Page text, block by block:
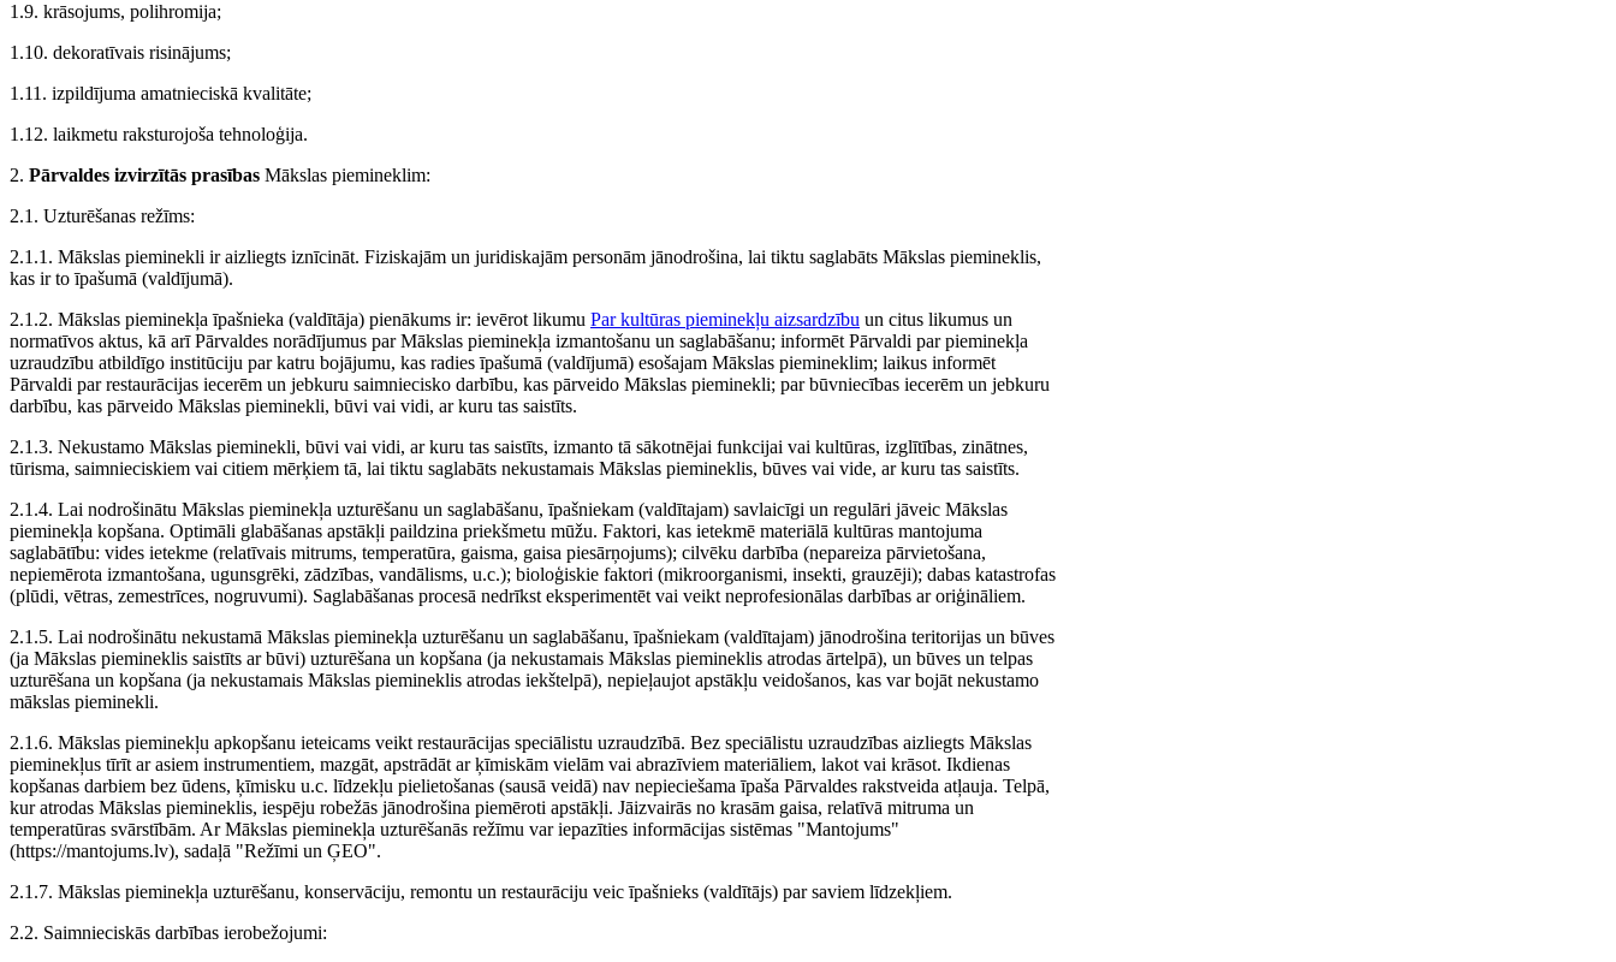
1.9. krāsojums, polihromija;
1.10. dekoratīvais risinājums;
1.11. izpildījuma amatnieciskā kvalitāte;
1.12. laikmetu raksturojoša tehnoloģija.
2. Pārvaldes izvirzītās prasības Mākslas piemineklim:
2.1. Uzturēšanas režīms:
2.1.1. Mākslas pieminekli ir aizliegts iznīcināt. Fiziskajām un juridiskajām personām jānodrošina, lai tiktu saglabāts Mākslas piemineklis,
kas ir to īpašumā (valdījumā).
2.1.2. Mākslas pieminekļa īpašnieka (valdītāja) pienākums ir: ievērot likumu Par kultūras pieminekļu aizsardzību un citus likumus un
normatīvos aktus, kā arī Pārvaldes norādījumus par Mākslas pieminekļa izmantošanu un saglabāšanu; informēt Pārvaldi par pieminekļa
uzraudzību atbildīgo institūciju par katru bojājumu, kas radies īpašumā (valdījumā) esošajam Mākslas piemineklim; laikus informēt
Pārvaldi par restaurācijas iecerēm un jebkuru saimniecisko darbību, kas pārveido Mākslas pieminekli; par būvniecības iecerēm un jebkuru
darbību, kas pārveido Mākslas pieminekli, būvi vai vidi, ar kuru tas saistīts.
2.1.3. Nekustamo Mākslas pieminekli, būvi vai vidi, ar kuru tas saistīts, izmanto tā sākotnējai funkcijai vai kultūras, izglītības, zinātnes,
tūrisma, saimnieciskiem vai citiem mērķiem tā, lai tiktu saglabāts nekustamais Mākslas piemineklis, būves vai vide, ar kuru tas saistīts.
2.1.4. Lai nodrošinātu Mākslas pieminekļa uzturēšanu un saglabāšanu, īpašniekam (valdītajam) savlaicīgi un regulāri jāveic Mākslas
pieminekļa kopšana. Optimāli glabāšanas apstākļi paildzina priekšmetu mūžu. Faktori, kas ietekmē materiālā kultūras mantojuma
saglabātību: vides ietekme (relatīvais mitrums, temperatūra, gaisma, gaisa piesārņojums); cilvēku darbība (nepareiza pārvietošana,
nepiemērota izmantošana, ugunsgrēki, zādzības, vandālisms, u.c.); bioloģiskie faktori (mikroorganismi, insekti, grauzēji); dabas katastrofas
(plūdi, vētras, zemestrīces, nogruvumi). Saglabāšanas procesā nedrīkst eksperimentēt vai veikt neprofesionālas darbības ar oriģināliem.
2.1.5. Lai nodrošinātu nekustamā Mākslas pieminekļa uzturēšanu un saglabāšanu, īpašniekam (valdītajam) jānodrošina teritorijas un būves
(ja Mākslas piemineklis saistīts ar būvi) uzturēšana un kopšana (ja nekustamais Mākslas piemineklis atrodas ārtelpā), un būves un telpas
uzturēšana un kopšana (ja nekustamais Mākslas piemineklis atrodas iekštelpā), nepieļaujot apstākļu veidošanos, kas var bojāt nekustamo
mākslas pieminekli.
2.1.6. Mākslas pieminekļu apkopšanu ieteicams veikt restaurācijas speciālistu uzraudzībā. Bez speciālistu uzraudzības aizliegts Mākslas
pieminekļus tīrīt ar asiem instrumentiem, mazgāt, apstrādāt ar ķīmiskām vielām vai abrazīviem materiāliem, lakot vai krāsot. Ikdienas
kopšanas darbiem bez ūdens, ķīmisku u.c. līdzekļu pielietošanas (sausā veidā) nav nepieciešama īpaša Pārvaldes rakstveida atļauja. Telpā,
kur atrodas Mākslas piemineklis, iespēju robežās jānodrošina piemēroti apstākļi. Jāizvairās no krasām gaisa, relatīvā mitruma un
temperatūras svārstībām. Ar Mākslas pieminekļa uzturēšanās režīmu var iepazīties informācijas sistēmas "Mantojums"
(https://mantojums.lv), sadaļā "Režīmi un ĢEO".
2.1.7. Mākslas pieminekļa uzturēšanu, konservāciju, remontu un restaurāciju veic īpašnieks (valdītājs) par saviem līdzekļiem.
2.2. Saimnieciskās darbības ierobežojumi: